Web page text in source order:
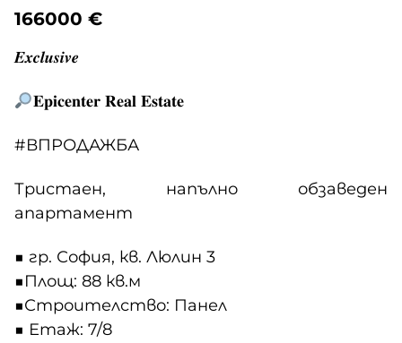
166000 €
𝑬𝒙𝒄𝒍𝒖𝒔𝒊𝒗𝒆
𝐄𝐩𝐢𝐜𝐞𝐧𝐭𝐞𝐫 𝐑𝐞𝐚𝐥 𝐄𝐬𝐭𝐚𝐭𝐞
#ВПРОДАЖБА
Тристаен, напълно обзаведен
апартамент
■ гр. София, кв. Люлин 3
■Площ: 88 кв.м
■Строителство: Панел
■ Етаж: 7/8